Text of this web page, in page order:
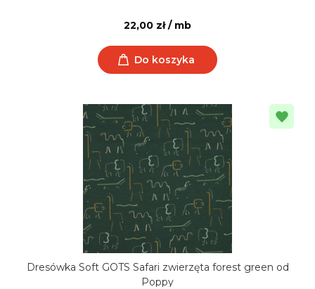
22,00 zł / mb
Do koszyka
Dresówka Soft GOTS Safari zwierzęta forest green od
Poppy